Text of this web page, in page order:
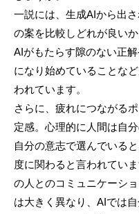
一説には、生成AIから出
の案を比較しどれが良い
AIがもたらす隙のない正
になり始めていることな
われています。
さらに、疲れにつながる
定感。心理的に人間は自
自分の意志で選んでいる
度に関わると言われてい
の人とのコミュニケーシ
は大きく異なり、AIでは